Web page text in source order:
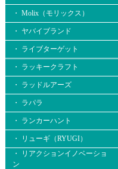
・ Molix（モリックス）
・ ヤバイブランド
・ ライブターゲット
・ ラッキークラフト
・ ラッドルアーズ
・ ラパラ
・ ランカーハント
・ リューギ（RYUGI）
・ リアクションイノベーショ
ン